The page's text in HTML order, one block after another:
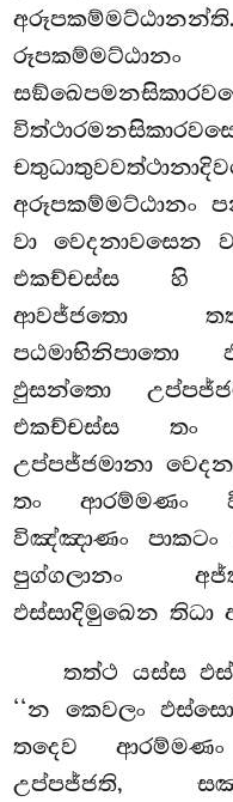
අරූපකම්මට්ඨානං
වා වෙදනාවසෙන
එකච්චස්ස හි
ආවජ්ජතො
ඵුසන්තො
එකච්චස්ස තං
උප්පජ්ජමානා
තං ආරම්මණං
විඤ්ඤාණං
පුග්ගලානං
ඵස්සාදිමුඛෙන තිධා
තත්ථ යස්ස
‘‘න කෙවලං
තදෙව ආරම්මණං
උප්පජ්ජති,